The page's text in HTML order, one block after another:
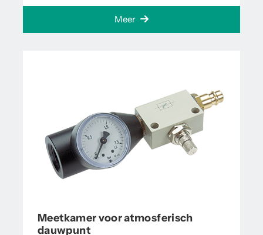
Meer
Meetkamer voor atmosferisch
dauwpunt